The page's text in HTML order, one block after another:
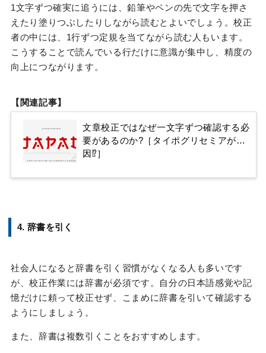
1文字ずつ確実に追うには、鉛筆やペンの先で文字を押さ
えたり塗りつぶしたりしながら読むとよいでしょう。校正
者の中には、1行ずつ定規を当てながら読む人もいます。
こうすることで読んでいる行だけに意識が集中し、精度の
向上につながります。
【関連記事】
文章校正ではなぜ一文字ずつ確認する必
要があるのか?［タイポグリセミアが原
因⁉］
4. 辞書を引く
社会人になると辞書を引く習慣がなくなる人も多いです
が、校正作業には辞書が必須です。自分の日本語感覚や記
憶だけに頼って校正せず、こまめに辞書を引いて確認する
ようにしましょう。
また、辞書は複数引くことをおすすめします。